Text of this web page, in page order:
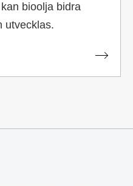
bioolja bidra
utvecklas.